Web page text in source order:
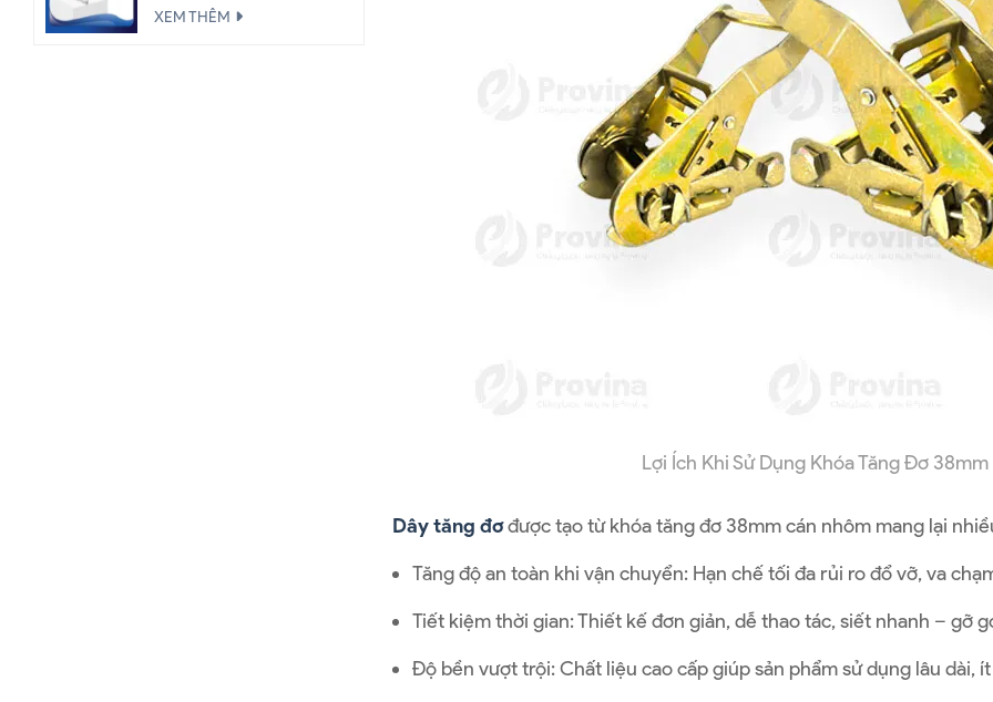
XEM THÊM
Lợi Ích Khi Sử Dụng Khóa Tăng Đơ
Dây tăng đơđược tạo từ khóa tăng đơ 38mm cán nhôm mang lại
Tăng độ an toàn khi vận chuyển: Hạn chế tối đa rủi ro đổ vỡ, va
Tiết kiệm thời gian: Thiết kế đơn giản, dễ thao tác, siết nhanh – gỡ
Độ bền vượt trội: Chất liệu cao cấp giúp sản phẩm sử dụng lâu dài,